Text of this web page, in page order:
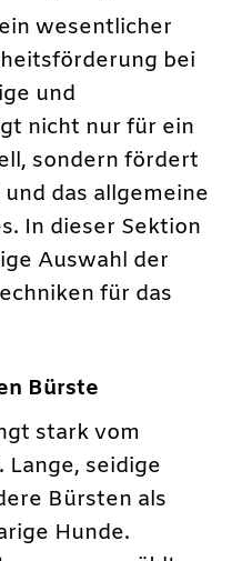
wesentlicher
bei
und
nicht nur für ein
sondern fördert
das allgemeine
In dieser Sektion
Auswahl der
für das
Bürste
stark vom
Lange, seidige
Bürsten als
Hunde.